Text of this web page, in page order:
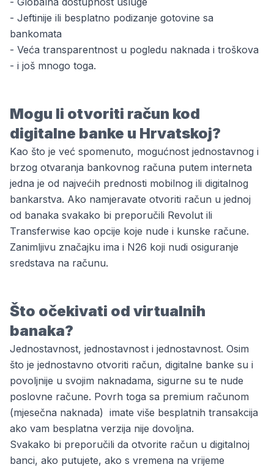
- Jeftinije ili besplatno podizanje gotovine sa
bankomata
- Veća transparentnost u pogledu naknada i troškova
- i još mnogo toga.
Mogu li otvoriti račun kod
digitalne banke u Hrvatskoj?
Kao što je već spomenuto, mogućnost jednostavnog i
brzog otvaranja bankovnog računa putem interneta
jedna je od najvećih prednosti mobilnog ili digitalnog
bankarstva. Ako namjeravate otvoriti račun u jednoj
od banaka svakako bi preporučili Revolut ili
Transferwise kao opcije koje nude i kunske račune.
Zanimljivu značajku ima i N26 koji nudi osiguranje
sredstava na računu.
Što očekivati od virtualnih
banaka?
Jednostavnost, jednostavnost i jednostavnost. Osim
što je jednostavno otvoriti račun, digitalne banke su i
povoljnije u svojim naknadama, sigurne su te nude
poslovne račune. Povrh toga sa premium računom
(mjesečna naknada) imate više besplatnih transakcija
ako vam besplatna verzija nije dovoljna.
Svakako bi preporučili da otvorite račun u digitalnoj
banci, ako putujete, ako s vremena na vrijeme